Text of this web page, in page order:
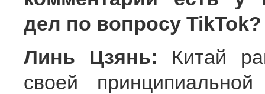
дел по вопросу TikTok?
Линь Цзянь: Китай
своей